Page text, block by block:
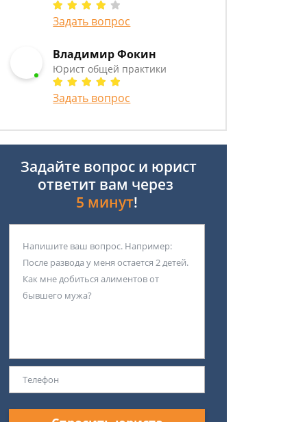
Задать вопрос
Владимир Фокин
Юрист общей практики
Задать вопрос
Задайте вопрос и юрист
ответит вам через
5 минут!